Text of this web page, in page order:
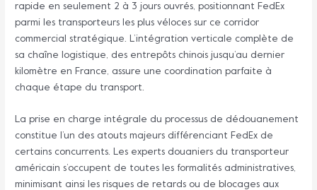
rapide en seulement 2 à 3 jours ouvrés, positionnant FedEx
parmi les transporteurs les plus véloces sur ce corridor
commercial stratégique. L’intégration verticale complète de
sa chaîne logistique, des entrepôts chinois jusqu’au dernier
kilomètre en France, assure une coordination parfaite à
chaque étape du transport.
La prise en charge intégrale du processus de dédouanement
constitue l’un des atouts majeurs différenciant FedEx de
certains concurrents. Les experts douaniers du transporteur
américain s’occupent de toutes les formalités administratives,
minimisant ainsi les risques de retards ou de blocages aux